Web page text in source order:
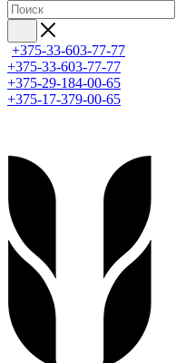
+375-33-603-77-77
+375-33-603-77-77
+375-29-184-00-65
+375-17-379-00-65